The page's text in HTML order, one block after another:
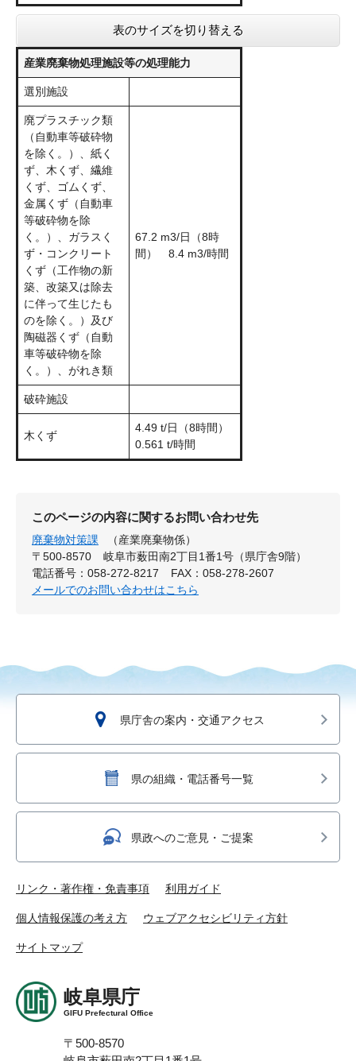
表のサイズを切り替える
産業廃棄物処理施設等の処理能力
選別施設
廃プラスチック類
（自動車等破砕物
を除く。）、紙く
ず、木くず、繊維
くず、ゴムくず、
金属くず（自動車
等破砕物を除
く。）、ガラスく
ず・コンクリート
くず（工作物の新
築、改築又は除去
に伴って生じたも
のを除く。）及び
陶磁器くず（自動
車等破砕物を除
く。）、がれき類
67.2 m3/日（8時
間） 8.4 m3/時間
破砕施設
木くず
4.49 t/日（8時間）
0.561 t/時間
このページの内容に関するお問い合わせ先
廃棄物対策課
（産業廃棄物係）
〒500-8570
岐阜市薮田南2丁目1番1号（県庁舎9階）
電話番号：058-272-8217
FAX：058-278-2607
メールでのお問い合わせはこちら
県庁舎の案内・交通アクセス
県の組織・電話番号一覧
県政へのご意見・ご提案
リンク・著作権・免責事項 利用ガイド
個人情報保護の考え方 ウェブアクセシビリティ方針
サイトマップ
岐阜県庁
GIFU Prefectural Office
〒500-8570